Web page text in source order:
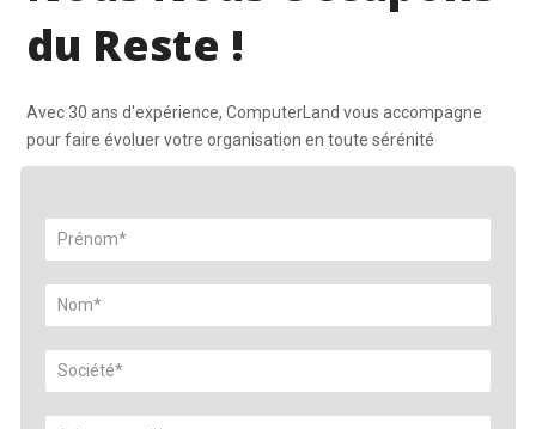
du Reste !
Avec 30 ans d'expérience, ComputerLand vous accompagne
pour faire évoluer votre organisation en toute sérénité